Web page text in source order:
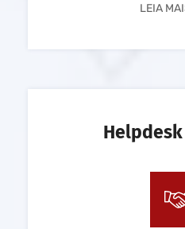
LEIA